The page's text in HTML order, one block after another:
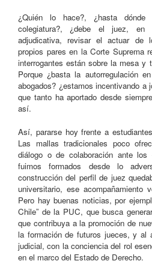
¿Quién lo hace?, ¿hasta
colegiatura?, ¿debe el juez, en
adjudicativa, revisar el actuar de
propios pares en la Corte Suprema
interrogantes están sobre la mesa y
Porque ¿basta la autorregulación
abogados? ¿estamos incentivando a
que tanto ha aportado desde
así.
Así, pararse hoy frente a
Las mallas tradicionales poco
diálogo o de colaboración ante
fuimos formados desde lo
construcción del perfil de juez
universitario, ese acompañamiento
Pero hay buenas noticias, por
Chile” de la PUC, que busca
que contribuya a la promoción de
la formación de futuros jueces, y al
judicial, con la conciencia del rol
en el marco del Estado de Derecho.